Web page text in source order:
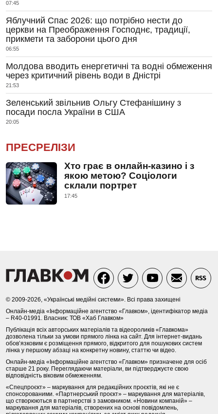
07:45
Яблучний Спас 2026: що потрібно нести до
церкви на Преображення Господнє, традиції,
прикмети та заборони цього дня
06:55
Молдова вводить енергетичні та водні обмеження
через критичний рівень води в Дністрі
21:53
Зеленський звільнив Ольгу Стефанішину з
посади посла України в США
20:05
ПРЕСРЕЛІЗИ
Хто грає в онлайн-казино і з
якою метою? Соціологи
склали портрет
17:45
© 2009-2026, «Українські медійні системи». Всі права захищені
Онлайн-медіа «Інформаційне агентство «Главком», ідентифікатор медіа
– R40-01991. Власник: ТОВ «Хаб Главком»
Публікація всіх авторських матеріалів та відеороликів «Главкома»
дозволена тільки за умови прямого лінка на сайт. Для інтернет-видань
обов’язковим є розміщення прямого, відкритого для пошукових систем
лінка у першому абзаці на конкретну новину, статтю чи відео.
Онлайн-медіа «Інформаційне агентство «Главком» призначене для осіб
старше 21 року. Переглядаючи матеріали, ви підтверджуєте свою
відповідність віковим обмеженням.
«Спецпроєкт» – маркування для редакційних проєктів, які не є
спонсорованими. «Партнерський проєкт» – маркування для матеріалів,
що створюються в партнерстві з замовником. «Новини компаній» –
маркування для матеріалів, створених на основі повідомлень,